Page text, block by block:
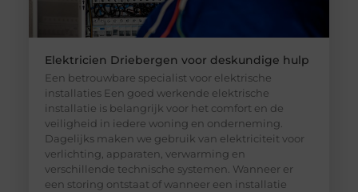
Elektricien Driebergen voor deskundige hulp
Een betrouwbare specialist voor elektrische
installaties Een goed werkende elektrische
installatie is belangrijk voor het comfort en de
veiligheid in iedere woning en onderneming.
Dagelijks maken we gebruik van elektriciteit voor
verlichting, apparaten, verwarming en
verschillende technische systemen. Wanneer er
een storing ontstaat of wanneer een installatie